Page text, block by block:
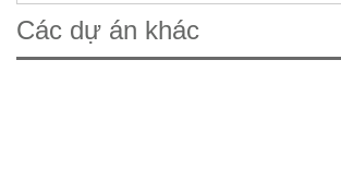
Các dự án khác